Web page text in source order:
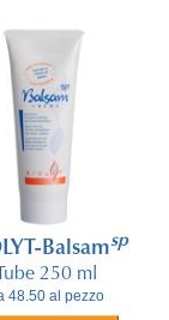
Balsamsp
Tube 250 ml
48.50 al pezzo